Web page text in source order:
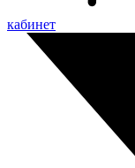
кабинет